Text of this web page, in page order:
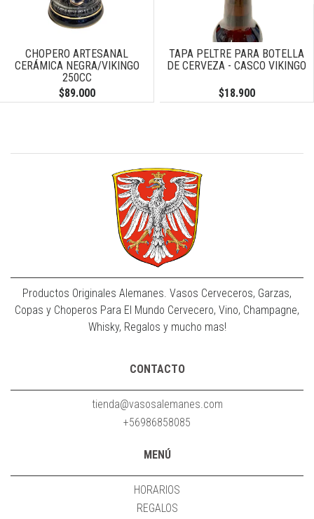
CHOPERO ARTESANAL
CERÁMICA NEGRA/VIKINGO
250CC
$89.000
TAPA PELTRE PARA BOTELLA
DE CERVEZA - CASCO VIKINGO
$18.900
Productos Originales Alemanes. Vasos Cerveceros, Garzas,
Copas y Choperos Para El Mundo Cervecero, Vino, Champagne,
Whisky, Regalos y mucho mas!
CONTACTO
tienda@vasosalemanes.com
+56986858085
MENÚ
HORARIOS
REGALOS